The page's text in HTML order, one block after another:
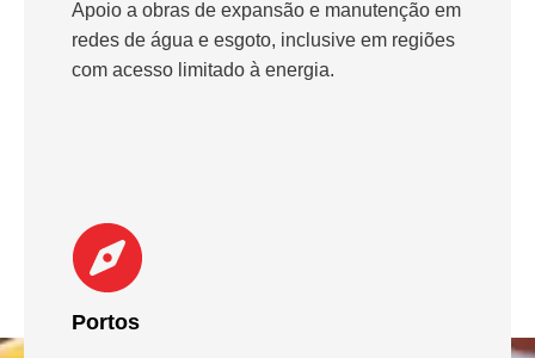
Apoio a obras de expansão e manutenção em
redes de água e esgoto, inclusive em regiões
com acesso limitado à energia.
Portos